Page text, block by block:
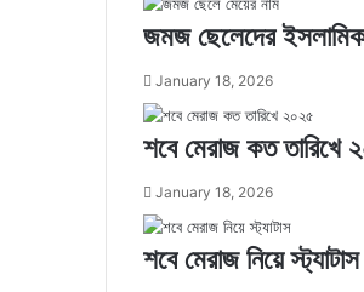
জমজ ছেলেদের
January 18, 2026
শবে মেরাজ কত তারিখে
January 18, 2026
শবে মেরাজ নিয়ে